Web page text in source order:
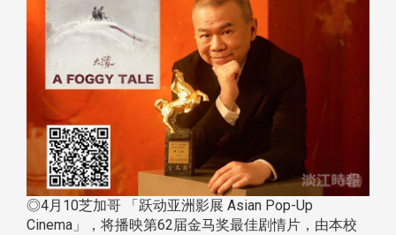
◎4月10芝加哥 「跃动亚洲影展 Asian Pop-Up
Cinema」，将播映第62届金马奖最佳剧情片，由本校